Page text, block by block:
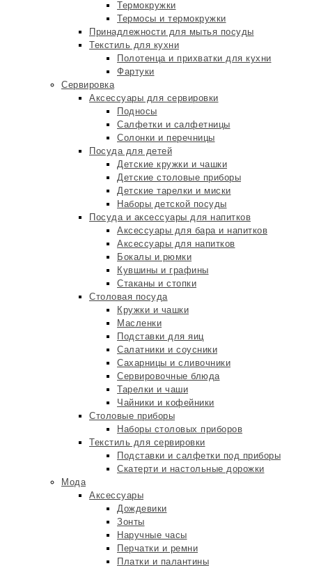
Термокружки
Термосы и термокружки
Принадлежности для мытья посуды
Текстиль для кухни
Полотенца и прихватки для кухни
Фартуки
Сервировка
Аксессуары для сервировки
Подносы
Салфетки и салфетницы
Солонки и перечницы
Посуда для детей
Детские кружки и чашки
Детские столовые приборы
Детские тарелки и миски
Наборы детской посуды
Посуда и аксессуары для напитков
Аксессуары для бара и напитков
Аксессуары для напитков
Бокалы и рюмки
Кувшины и графины
Стаканы и стопки
Столовая посуда
Кружки и чашки
Масленки
Подставки для яиц
Салатники и соусники
Сахарницы и сливочники
Сервировочные блюда
Тарелки и чаши
Чайники и кофейники
Столовые приборы
Наборы столовых приборов
Текстиль для сервировки
Подставки и салфетки под приборы
Скатерти и настольные дорожки
Мода
Аксессуары
Дождевики
Зонты
Наручные часы
Перчатки и ремни
Платки и палантины